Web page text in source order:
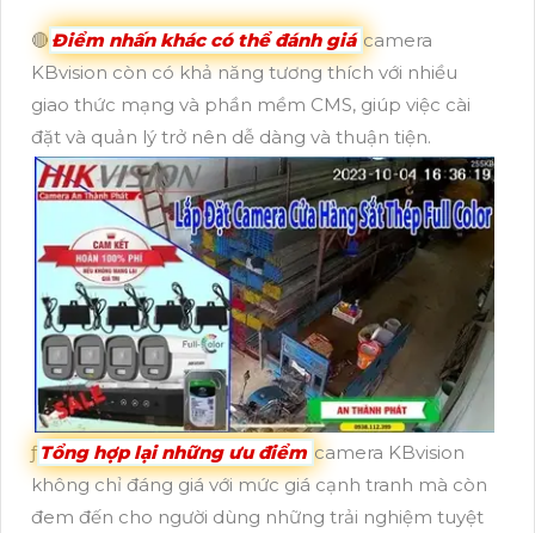
🔴 Điểm nhấn khác có thể đánh giá camera
KBvision còn có khả năng tương thích với nhiều
giao thức mạng và phần mềm CMS, giúp việc cài
đặt và quản lý trở nên dễ dàng và thuận tiện.
ƒ Tổng hợp lại những ưu điểm camera KBvision
không chỉ đáng giá với mức giá cạnh tranh mà còn
đem đến cho người dùng những trải nghiệm tuyệt